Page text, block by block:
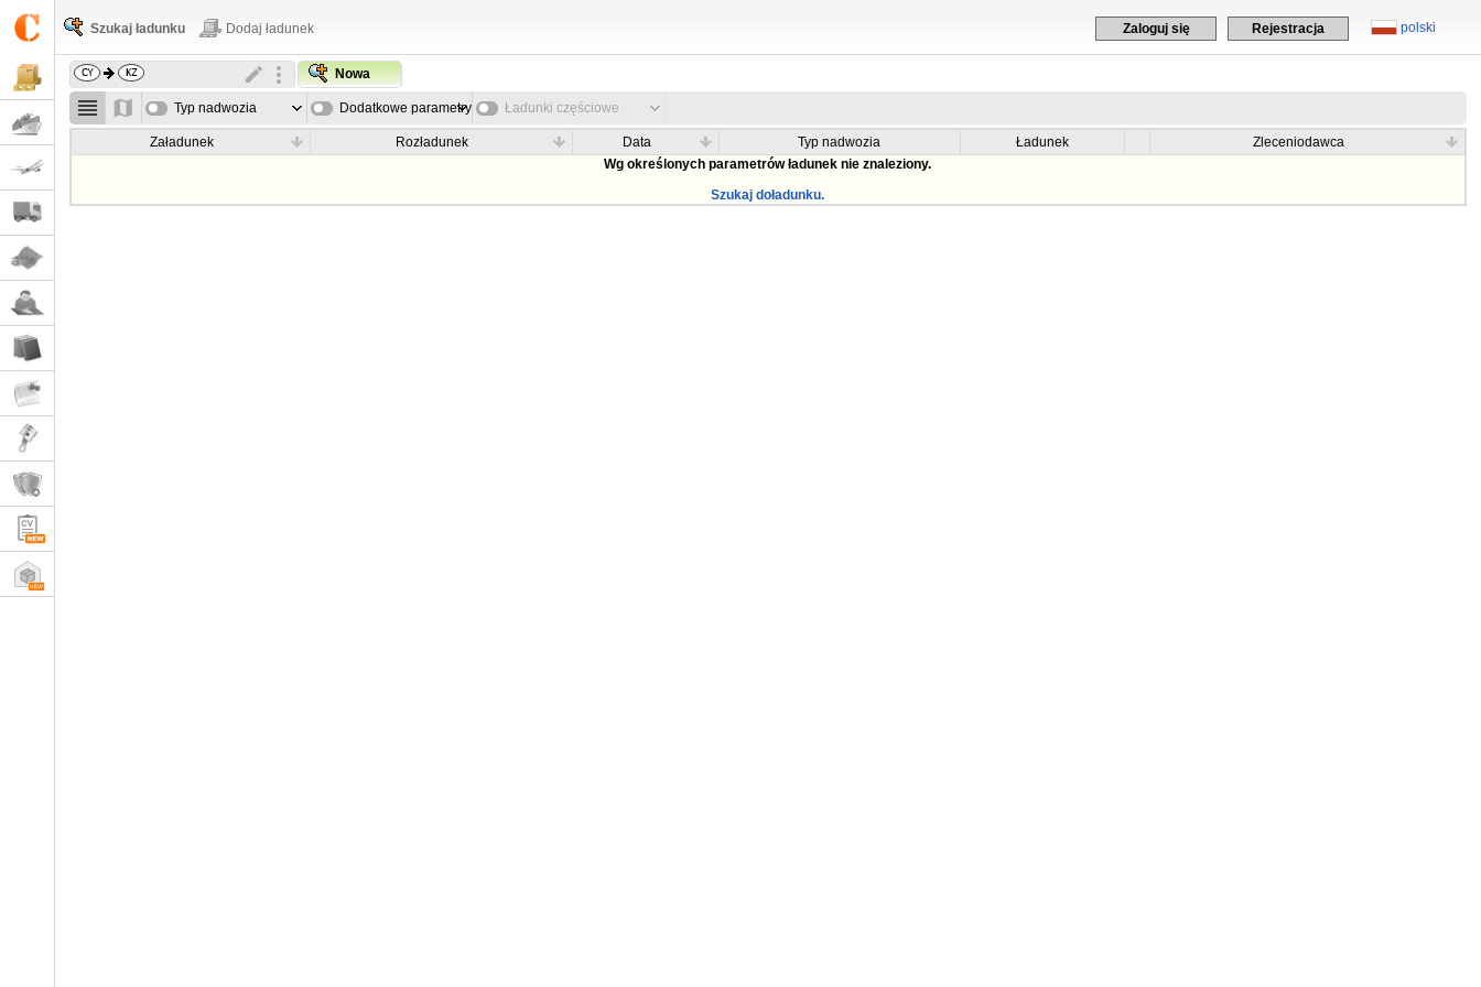
polski
Zaloguj się Rejestracja
Szukaj ładunku Dodaj ładunek
Nowa
Typ nadwozia Dodatkowe parametry Ładunki częściowe
Załadunek Rozładunek Data Typ nadwozia Ładunek
Zleceniodawca
Wg określonych parametrów ładunek nie znaleziony.
Szukaj doładunku.